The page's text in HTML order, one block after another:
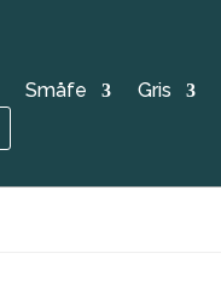
Småfe Gris